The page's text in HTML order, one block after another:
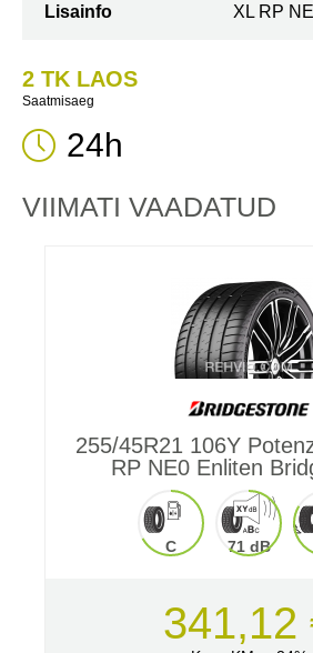
Lisainfo XL RP
2 TK LAOS
Saatmisaeg
24h
VIIMATI VAADATUD
255/45R21 106Y
RP NE0 Enliten
C 71 dB
341,12